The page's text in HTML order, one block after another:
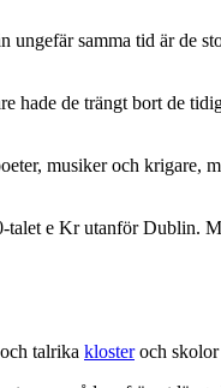
samma tid är de
de trängt bort de
musiker och krigare,
e Kr utanför Dublin.
talrika klosteroch skolor